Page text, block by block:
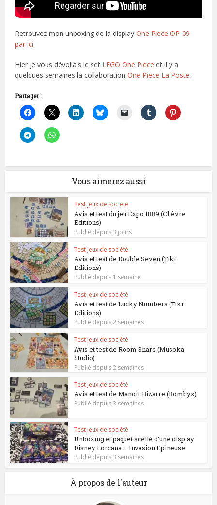
Retrouvez mon unboxing de la displayOne Piece OP-09
par ici.
Hier je vous dévoilais le set LEGO One Pieceet il y a
quelques semaines la collaborationOne Piece La Poste.
Partager :
Vous aimerez aussi
Test jeux de société
Avis et test du jeu Expo 1889 (Chèvre
Editions)
Publié depuis 3 jours
Test jeux de société
Avis et test de Double Seven (Tiki
Editions)
Publié depuis 1 semaine
Test jeux de société
Avis et test de Lucky Numbers (Tiki
Editions)
Publié depuis 2 semaines
Test jeux de société
Avis et test de Room Share (Musoka
Studio)
Publié depuis 2 semaines
Test jeux de société
Avis et test de Manoir Bizarre (Bombyx)
Publié depuis 3 semaines
Test jeux de société
Unboxing et paquet scellé d’une display
Disney Lorcana – Invasion Epineuse
Publié depuis 3 semaines
À propos de l'auteur